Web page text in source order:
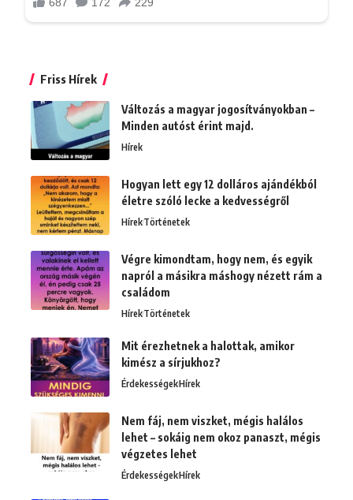
Friss Hírek
Változás a magyar jogosítványokban –
Minden autóst érint majd.
Hírek
Hogyan lett egy 12 dolláros ajándékból
életre szóló lecke a kedvességről
HírekTörténetek
Végre kimondtam, hogy nem, és egyik
napról a másikra máshogy nézett rám a
családom
HírekTörténetek
Mit érezhetnek a halottak, amikor
kimész a sírjukhoz?
ÉrdekességekHírek
Nem fáj, nem viszket, mégis halálos
lehet – sokáig nem okoz panaszt, mégis
végzetes lehet
ÉrdekességekHírek